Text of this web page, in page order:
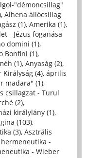
"démoncsillag"
, Alhena állócsillag
(1), Amerika (1),
- Jézus foganása
domini (1),
Bonfini (1),
(1), Anyaság (2),
Királyság (4), április
madara" (1),
csillagzat - Turul
(2),
királylány (1),
(103),
(3), Asztrális
-
- Wieber